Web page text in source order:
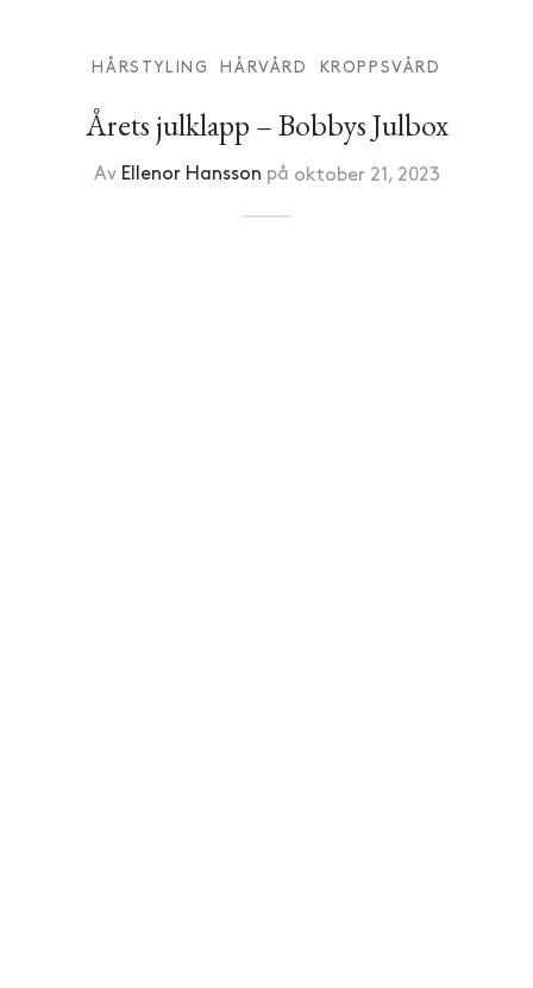
HÅRSTYLING HÅRVÅRD KROPPSVÅRD
Årets julklapp – Bobbys Julbox
Av Ellenor Hansson på oktober 21, 2023